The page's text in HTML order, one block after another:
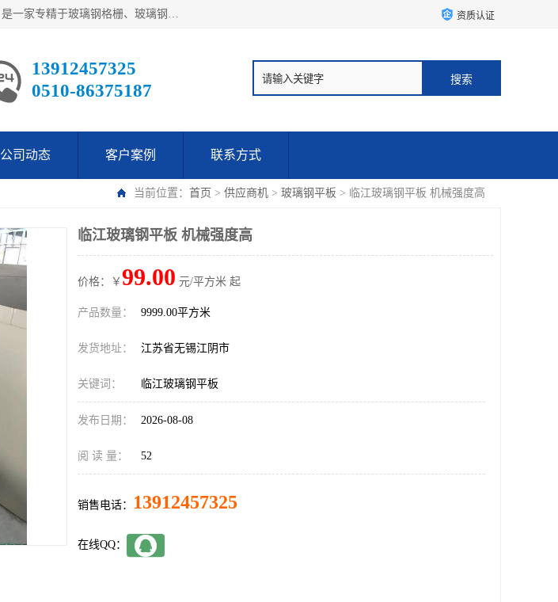
江阴市翔鼎复合材料有限公司,位于美丽富饶的中国经济百强县第一县级市的-江苏省江阴市，是一家专精于玻璃钢格栅、玻璃钢新材料,镀锌钢格板，机械设备生产制造及研发的科技型企业；公司产品已销往了世界多个国家和地区，公司人决心加倍努力愿与广大社会同仁精诚合作共创辉煌！ 资质认证
13912457325
0510-86375187
公司动态 客户案例 联系方式
当前位置： 首页 > 供应商机 > 玻璃钢平板 > 临江玻璃钢平板 机械强度高
临江玻璃钢平板 机械强度高
价格：￥ 99.00 元/平方米 起
产品数量： 9999.00平方米
发货地址： 江苏省无锡江阴市
关键词： 临江玻璃钢平板
发布日期： 2026-08-08
阅 读 量： 52
销售电话： 13912457325
在线QQ：